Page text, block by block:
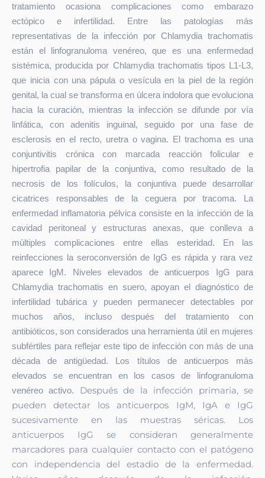
tratamiento ocasiona complicaciones como embarazo
ectópico e infertilidad. Entre las patologías más
representativas de la infección por Chlamydia trachomatis
están el linfogranuloma venéreo, que es una enfermedad
sistémica, producida por Chlamydia trachomatis tipos L1-L3,
que inicia con una pápula o vesícula en la piel de la región
genital, la cual se transforma en úlcera indolora que evoluciona
hacia la curación, mientras la infección se difunde por vía
linfática, con adenitis inguinal, seguido por una fase de
esclerosis en el recto, uretra o vagina. El trachoma es una
conjuntivitis crónica con marcada reacción folicular e
hipertrofia papilar de la conjuntiva, como resultado de la
necrosis de los folículos, la conjuntiva puede desarrollar
cicatrices responsables de la ceguera por tracoma. La
enfermedad inflamatoria pélvica consiste en la infección de la
cavidad peritoneal y estructuras anexas, que conlleva a
múltiples complicaciones entre ellas esteridad. En las
reinfecciones la seroconversión de IgG es rápida y rara vez
aparece IgM. Niveles elevados de anticuerpos IgG para
Chlamydia trachomatis en suero, apoyan el diagnóstico de
infertilidad tubárica y pueden permanecer detectables por
muchos años, incluso después del tratamiento con
antibióticos, son considerados una herramienta útil en mujeres
subfértiles para reflejar este tipo de infección con más de una
década de antigüedad. Los títulos de anticuerpos más
elevados se encuentran en los casos de linfogranuloma
venéreo activo. Después de la infección primaria, se
pueden detectar los anticuerpos IgM, IgA e IgG
sucesivamente en las muestras séricas. Los
anticuerpos IgG se consideran generalmente
marcadores para cualquier contacto con el patógeno
con independencia del estadio de la enfermedad.